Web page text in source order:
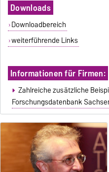
Downloads
Downloadbereich
weiterführende Links
Informationen für Firmen:
Zahlreiche zusätzliche
Forschungsdatenbank